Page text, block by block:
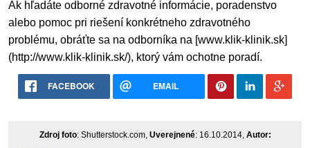
Ak hľadáte odborné zdravotné informácie, poradenstvo
alebo pomoc pri riešení konkrétneho zdravotného
problému, obráťte sa na odborníka na [www.klik-klinik.sk]
(http://www.klik-klinik.sk/), ktorý vám ochotne poradí.
FACEBOOK EMAIL
Zdroj foto: Shutterstock.com, Uverejnené: 16.10.2014, Autor: